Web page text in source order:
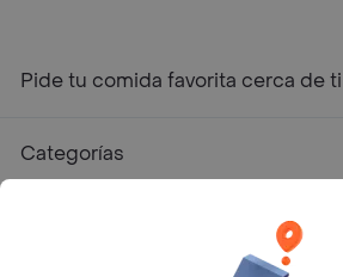
Pide tu comida favorita cerca de ti
Categorías